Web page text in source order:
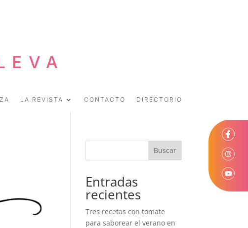
LA REVISTA CONTACTO DIRECTORIO
Buscar
Entradas
recientes
Tres recetas con tomate
para saborear el verano en